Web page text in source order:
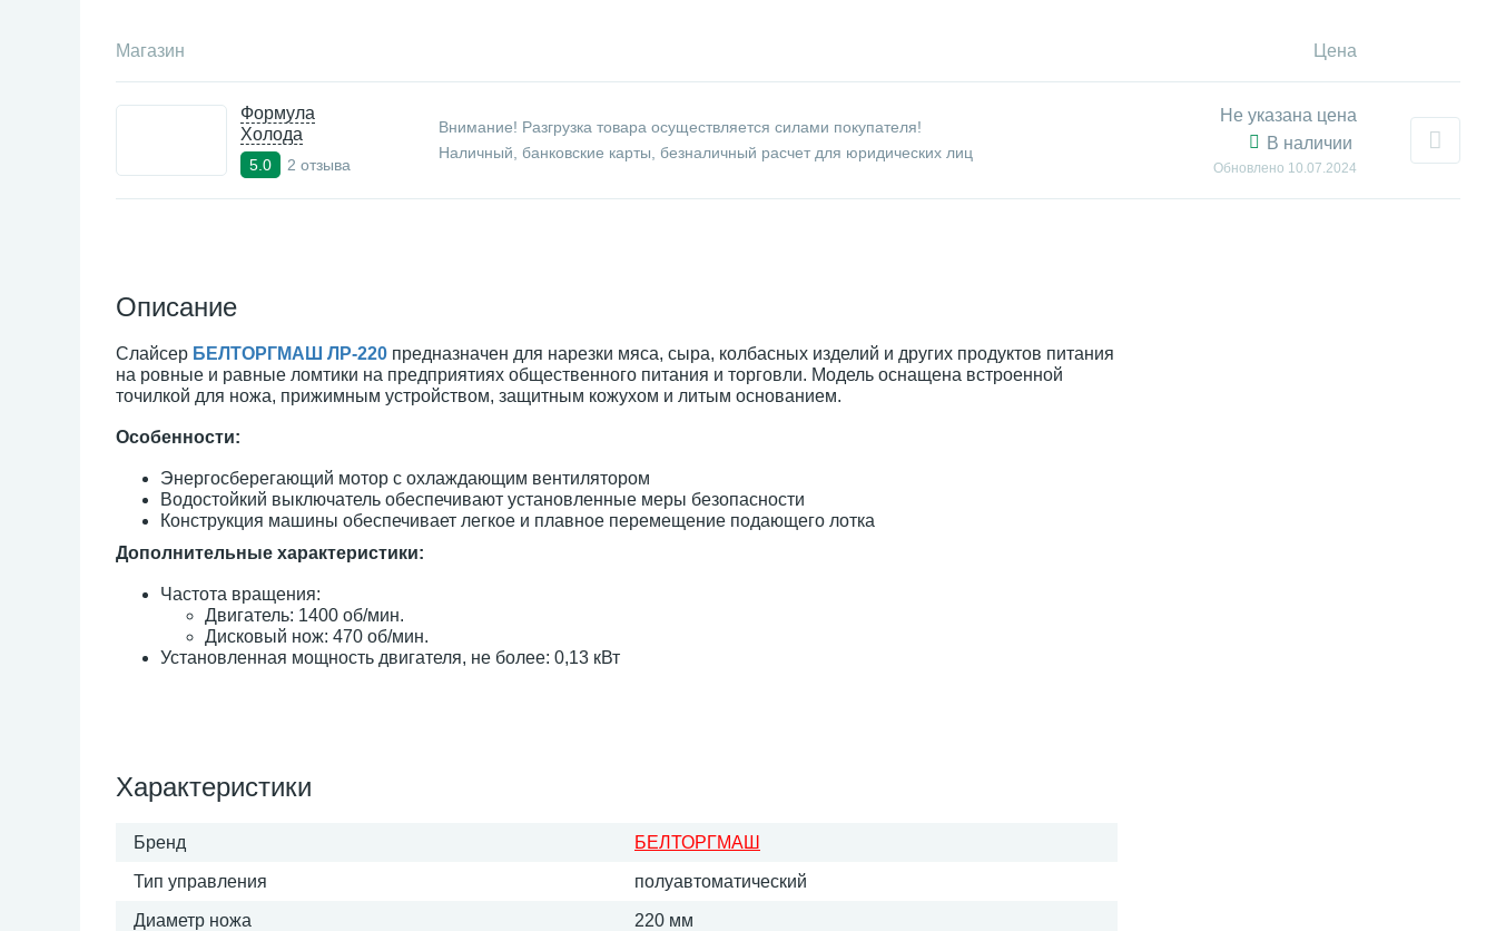
Магазин Цена
Формула
Холода
5.0 2 отзыва
Внимание! Разгрузка товара осуществляется силами покупателя!
Наличный, банковские карты, безналичный расчет для юридических лиц
Не указана цена
В наличии
Обновлено 10.07.2024
Описание
Слайсер БЕЛТОРГМАШ ЛР-220 предназначен для нарезки мяса, сыра, колбасных изделий и других продуктов питания
на ровные и равные ломтики на предприятиях общественного питания и торговли. Модель оснащена встроенной
точилкой для ножа, прижимным устройством, защитным кожухом и литым основанием.
Особенности:
Энергосберегающий мотор с охлаждающим вентилятором
Водостойкий выключатель обеспечивают установленные меры безопасности
Конструкция машины обеспечивает легкое и плавное перемещение подающего лотка
Дополнительные характеристики:
Частота вращения:
Двигатель: 1400 об/мин.
Дисковый нож: 470 об/мин.
Установленная мощность двигателя, не более: 0,13 кВт
Характеристики
Бренд БЕЛТОРГМАШ
Тип управления полуавтоматический
Диаметр ножа 220 мм